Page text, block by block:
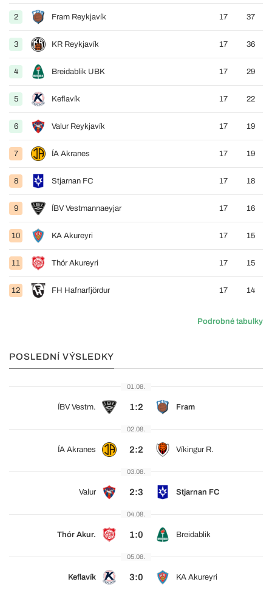
2 Fram Reykjavík 17 37
3 KR Reykjavík 17 36
4 Breidablik UBK 17 29
5 Keflavík 17 22
6 Valur Reykjavík 17 19
7 ÍA Akranes 17 19
8 Stjarnan FC 17 18
9 ÍBV Vestmannaeyjar 17 16
10 KA Akureyri 17 15
11 Thór Akureyri 17 15
12 FH Hafnarfjördur 17 14
Podrobné tabulky
POSLEDNÍ VÝSLEDKY
01.08.
ÍBV Vestm. 1:2 Fram
02.08.
ÍA Akranes 2:2 Víkingur R.
03.08.
Valur 2:3 Stjarnan FC
04.08.
Thór Akur. 1:0 Breidablik
05.08.
Keflavík 3:0 KA Akureyri